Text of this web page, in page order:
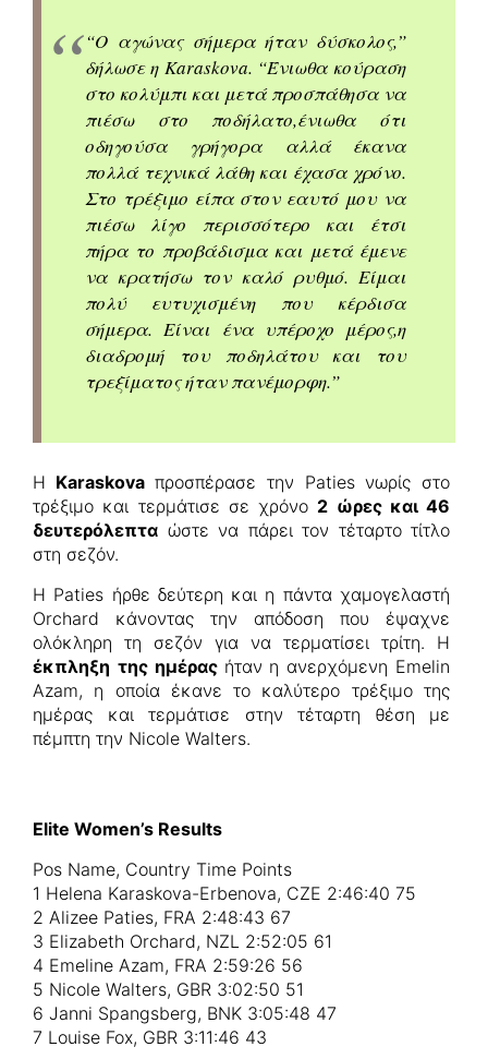
“Ο αγώνας σήμερα ήταν δύσκολος,”
δήλωσε η Karaskova. “Ένιωθα κούραση
στο κολύμπι και μετά προσπάθησα να
πιέσω στο ποδήλατο,ένιωθα ότι
οδηγούσα γρήγορα αλλά έκανα
πολλά τεχνικά λάθη και έχασα χρόνο.
Στο τρέξιμο είπα στον εαυτό μου να
πιέσω λίγο περισσότερο και έτσι
πήρα το προβάδισμα και μετά έμενε
να κρατήσω τον καλό ρυθμό. Είμαι
πολύ ευτυχισμένη που κέρδισα
σήμερα. Είναι ένα υπέροχο μέρος,η
διαδρομή του ποδηλάτου και του
τρεξίματος ήταν πανέμορφη.”
Η Karaskovaπροσπέρασε την Paties νωρίς στο
τρέξιμο και τερμάτισε σε χρόνο 2 ώρες και 46
δευτερόλεπτα ώστε να πάρει τον τέταρτο τίτλο
στη σεζόν.
Η Paties ήρθε δεύτερη και η πάντα χαμογελαστή
Orchard κάνοντας την απόδοση που έψαχνε
ολόκληρη τη σεζόν για να τερματίσει τρίτη. Η
έκπληξη της ημέρας ήταν η ανερχόμενη Emelin
Azam, η οποία έκανε το καλύτερο τρέξιμο της
ημέρας και τερμάτισε στην τέταρτη θέση με
πέμπτη την Nicole Walters.
Elite Women’s Results
Pos Name, Country Time Points
1 Helena Karaskova-Erbenova, CZE 2:46:40 75
2 Alizee Paties, FRA 2:48:43 67
3 Elizabeth Orchard, NZL 2:52:05 61
4 Emeline Azam, FRA 2:59:26 56
5 Nicole Walters, GBR 3:02:50 51
6 Janni Spangsberg, BNK 3:05:48 47
7 Louise Fox, GBR 3:11:46 43